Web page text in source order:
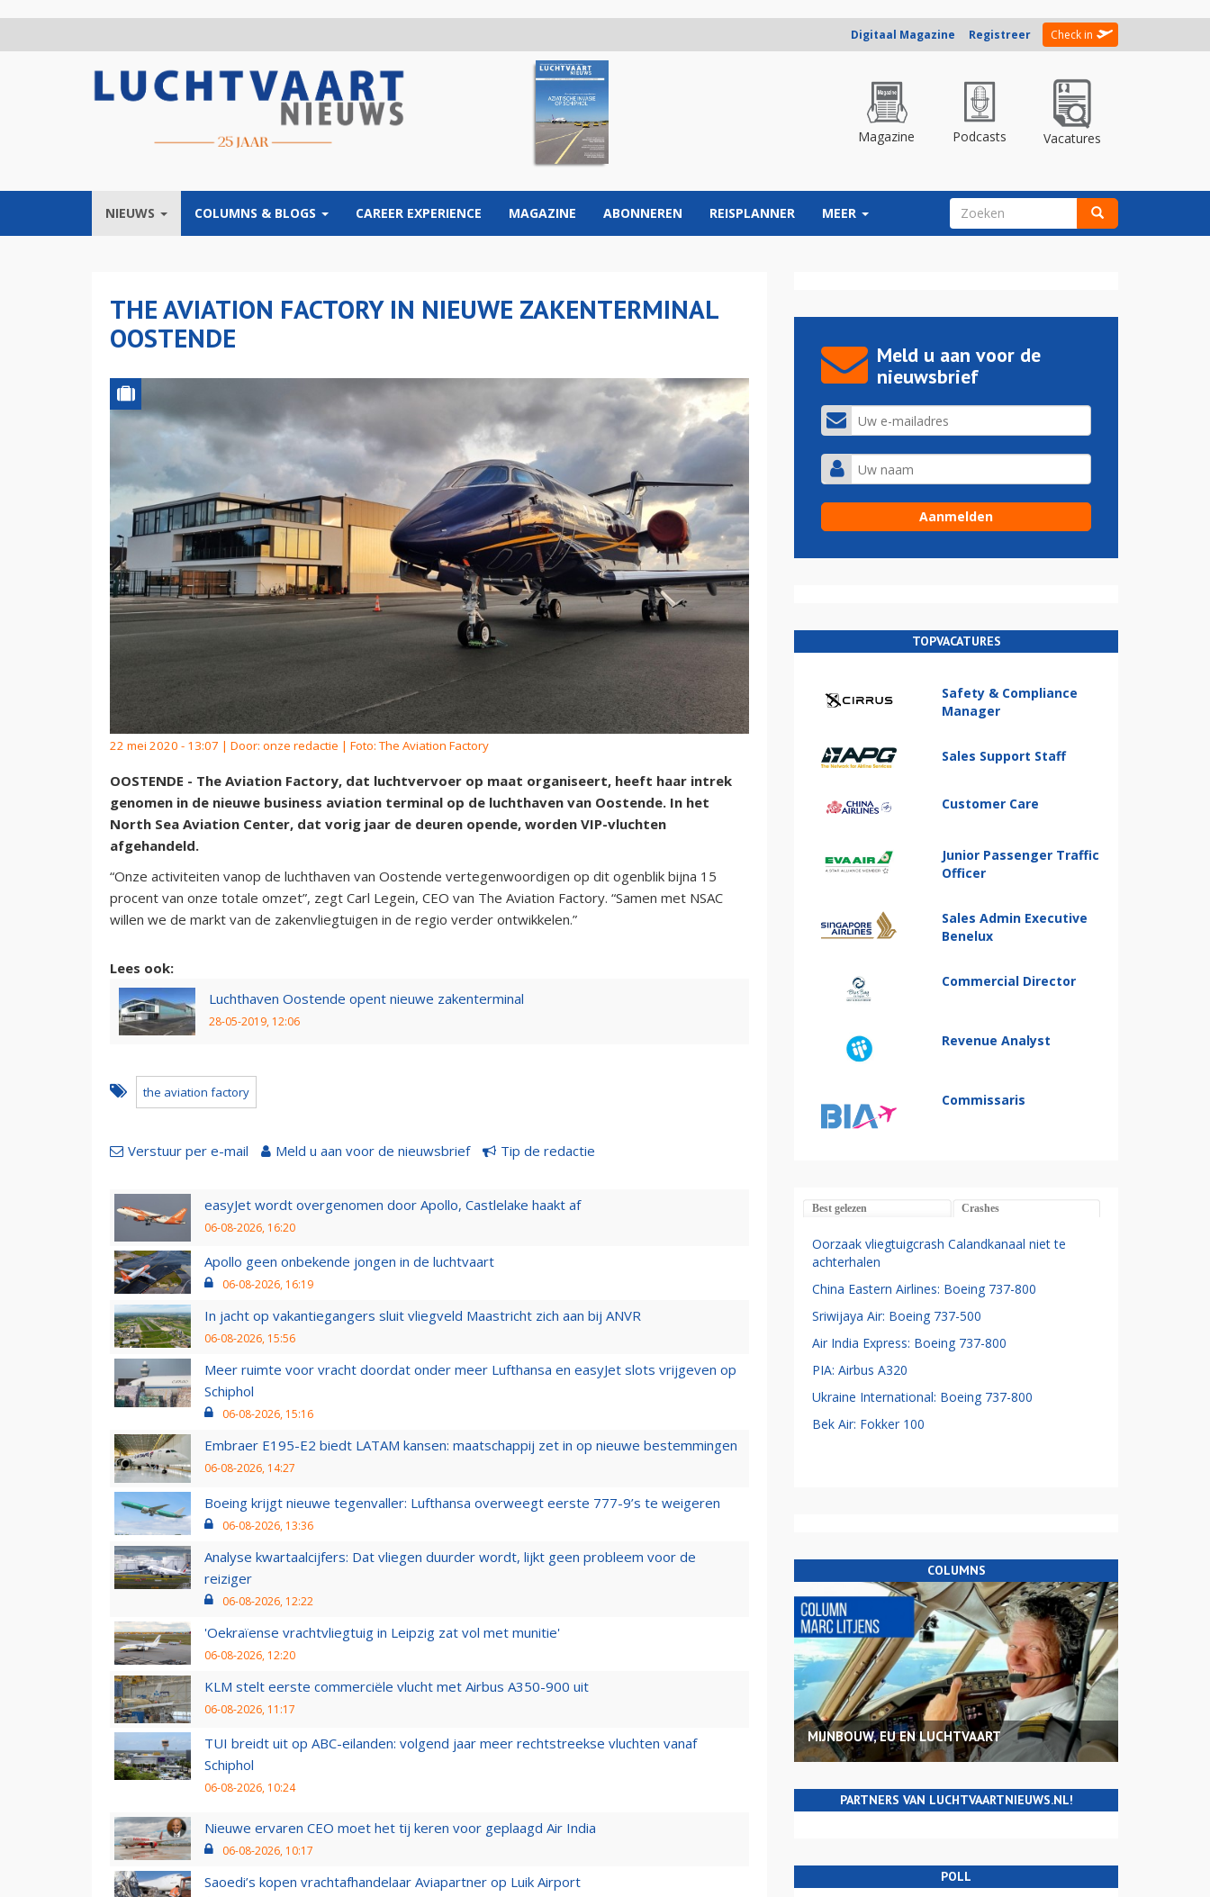
Digitaal Magazine Registreer Check in
Magazine Podcasts Vacatures
NIEUWS COLUMNS & BLOGS CAREER EXPERIENCE MAGAZINE ABONNEREN REISPLANNER MEER ZOEKVELD
THE AVIATION FACTORY IN NIEUWE ZAKENTERMINAL
OOSTENDE
22 mei 2020 - 13:07 | Door: onze redactie | Foto: The Aviation Factory
OOSTENDE - The Aviation Factory, dat luchtvervoer op maat organiseert, heeft haar intrek
genomen in de nieuwe business aviation terminal op de luchthaven van Oostende. In het
North Sea Aviation Center, dat vorig jaar de deuren opende, worden VIP-vluchten
afgehandeld.
“Onze activiteiten vanop de luchthaven van Oostende vertegenwoordigen op dit ogenblik bijna 15
procent van onze totale omzet”, zegt Carl Legein, CEO van The Aviation Factory. “Samen met NSAC
willen we de markt van de zakenvliegtuigen in de regio verder ontwikkelen.”
Lees ook:
Luchthaven Oostende opent nieuwe zakenterminal
28-05-2019, 12:06
the aviation factory
Verstuur per e-mail Meld u aan voor de nieuwsbrief Tip de redactie
easyJet wordt overgenomen door Apollo, Castlelake haakt af
06-08-2026, 16:20
Apollo geen onbekende jongen in de luchtvaart
06-08-2026, 16:19
In jacht op vakantiegangers sluit vliegveld Maastricht zich aan bij ANVR
06-08-2026, 15:56
Meer ruimte voor vracht doordat onder meer Lufthansa en easyJet slots vrijgeven op
Schiphol
06-08-2026, 15:16
Embraer E195-E2 biedt LATAM kansen: maatschappij zet in op nieuwe bestemmingen
06-08-2026, 14:27
Boeing krijgt nieuwe tegenvaller: Lufthansa overweegt eerste 777-9’s te weigeren
06-08-2026, 13:36
Analyse kwartaalcijfers: Dat vliegen duurder wordt, lijkt geen probleem voor de
reiziger
06-08-2026, 12:22
'Oekraïense vrachtvliegtuig in Leipzig zat vol met munitie'
06-08-2026, 12:20
KLM stelt eerste commerciële vlucht met Airbus A350-900 uit
06-08-2026, 11:17
TUI breidt uit op ABC-eilanden: volgend jaar meer rechtstreekse vluchten vanaf
Schiphol
06-08-2026, 10:24
Nieuwe ervaren CEO moet het tij keren voor geplaagd Air India
06-08-2026, 10:17
Saoedi’s kopen vrachtafhandelaar Aviapartner op Luik Airport
Meld u aan voor de
nieuwsbrief
TOPVACATURES
Safety & Compliance
Manager
Sales Support Staff
Customer Care
Junior Passenger Traffic
Officer
Sales Admin Executive
Benelux
Commercial Director
Revenue Analyst
Commissaris
Best gelezen Crashes
Oorzaak vliegtuigcrash Calandkanaal niet te
achterhalen
China Eastern Airlines: Boeing 737-800
Sriwijaya Air: Boeing 737-500
Air India Express: Boeing 737-800
PIA: Airbus A320
Ukraine International: Boeing 737-800
Bek Air: Fokker 100
COLUMNS
MIJNBOUW, EU EN LUCHTVAART
PARTNERS VAN LUCHTVAARTNIEUWS.NL!
POLL